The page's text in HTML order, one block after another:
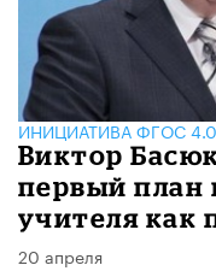
ИНИЦИАТИВА ФГОС 4.0
Виктор
первый план
учителя как
20 апреля